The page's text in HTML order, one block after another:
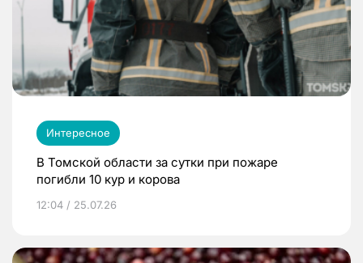
Интересное
В Томской области за сутки при пожаре
погибли 10 кур и корова
12:04 / 25.07.26